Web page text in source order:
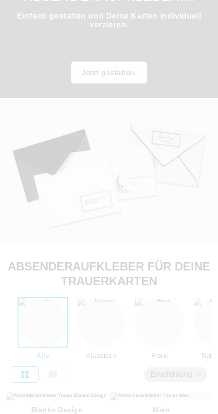
Einfach gestalten und Deine Karten individuell
verzieren.
Jetzt gestalten.
ABSENDERAUFKLEBER FÜR DEINE
TRAUERKARTEN
Alle Klassisch Floral
Empfehlung
Blanko Design Wien